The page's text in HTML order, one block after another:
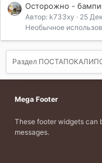
Осторожно -
Автор: k733xy 25
Необычное
Раздел
Mega Footer
These footer widgets can
messages.